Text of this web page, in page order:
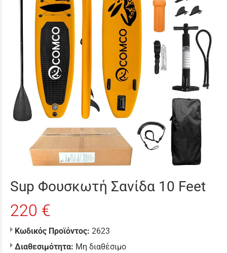
Sup Φουσκωτή Σανίδα 10 Feet
220 €
Κωδικός Προϊόντος: 2623
Διαθεσιμότητα: Μη διαθέσιμο